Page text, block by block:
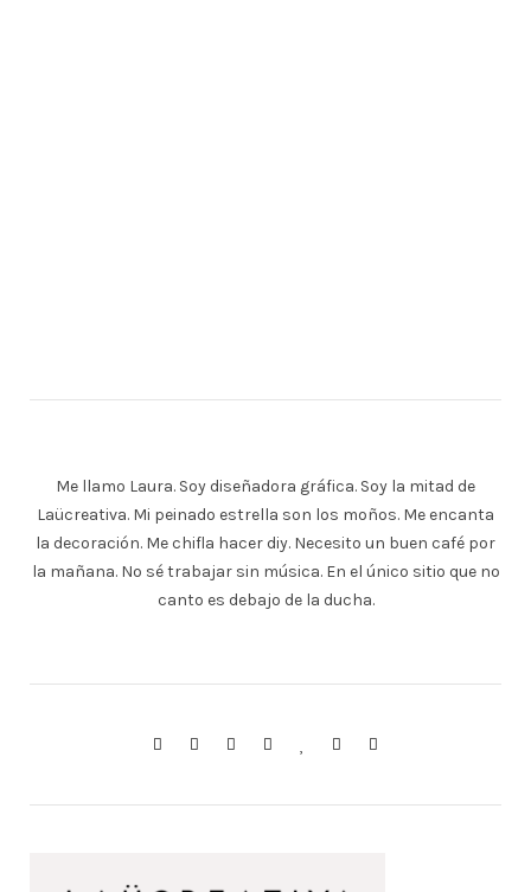
Me llamo Laura. Soy diseñadora gráfica. Soy la mitad de
Laücreativa. Mi peinado estrella son los moños. Me encanta
la decoración. Me chifla hacer diy. Necesito un buen café por
la mañana. No sé trabajar sin música. En el único sitio que no
canto es debajo de la ducha.